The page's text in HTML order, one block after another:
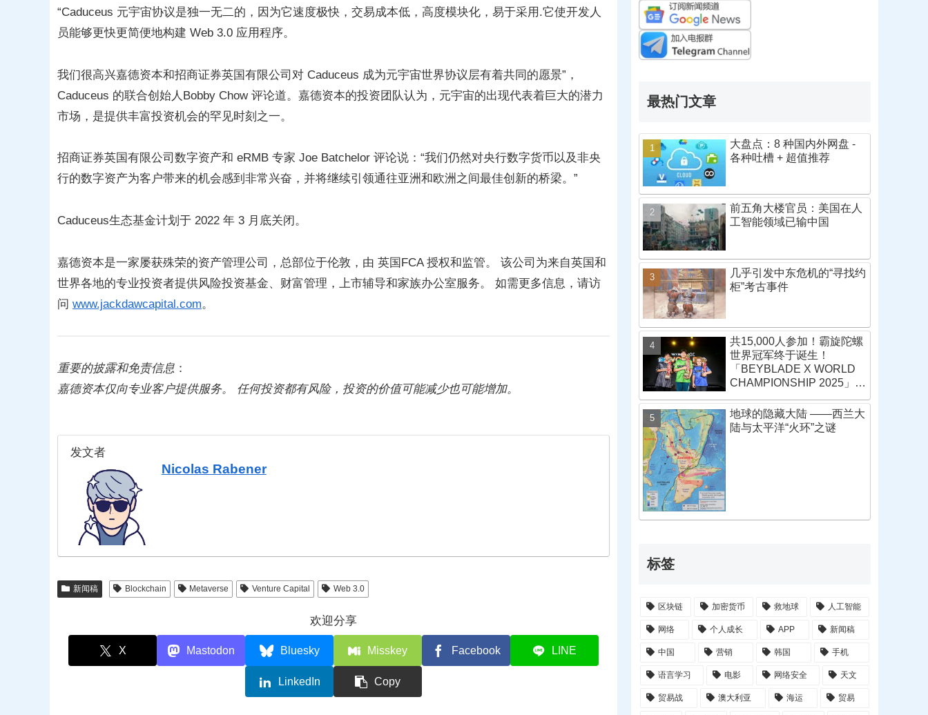
“Caduceus 元宇宙协议是独一无二的，因为它速度极快，交易成本低，高度模块化，易于采用.它使开发人
员能够更快更简便地构建 Web 3.0 应用程序。
我们很高兴嘉德资本和招商证券英国有限公司对 Caduceus 成为元宇宙世界协议层有着共同的愿景”，
Caduceus 的联合创始人Bobby Chow 评论道。嘉德资本的投资团队认为，元宇宙的出现代表着巨大的潜力
市场，是提供丰富投资机会的罕见时刻之一。
招商证券英国有限公司数字资产和 eRMB 专家 Joe Batchelor 评论说：“我们仍然对央行数字货币以及非央
行的数字资产为客户带来的机会感到非常兴奋，并将继续引领通往亚洲和欧洲之间最佳创新的桥梁。”
Caduceus生态基金计划于 2022 年 3 月底关闭。
嘉德资本是一家屡获殊荣的资产管理公司，总部位于伦敦，由 英国FCA 授权和监管。 该公司为来自英国和
世界各地的专业投资者提供风险投资基金、财富管理，上市辅导和家族办公室服务。 如需更多信息，请访
问 www.jackdawcapital.com。
重要的披露和免责信息 ：
嘉德资本仅向专业客户提供服务。 任何投资都有风险，投资的价值可能减少也可能增加。
发文者
Nicolas Rabener
新闻稿 Blockchain Metaverse Venture Capital Web 3.0
欢迎分享
X Mastodon Bluesky Misskey Facebook LINE
LinkedIn Copy
最热门文章
大盘点：8 种国内外网盘 -
各种吐槽 + 超值推荐
前五角大楼官员：美国在人
工智能领域已输中国
几乎引发中东危机的“寻找约
柜”考古事件
共15,000人参加！霸旋陀螺
世界冠军终于诞生！
「BEYBLADE X WORLD
CHAMPIONSHIP 2025」战
地球的隐藏大陆 ——西兰大
陆与太平洋“火环”之谜
标签
区块链 加密货币 救地球 人工智能
网络 个人成长 APP 新闻稿
中国 营销 韩国 手机
语言学习 电影 网络安全 天文
贸易战 澳大利亚 海运 贸易